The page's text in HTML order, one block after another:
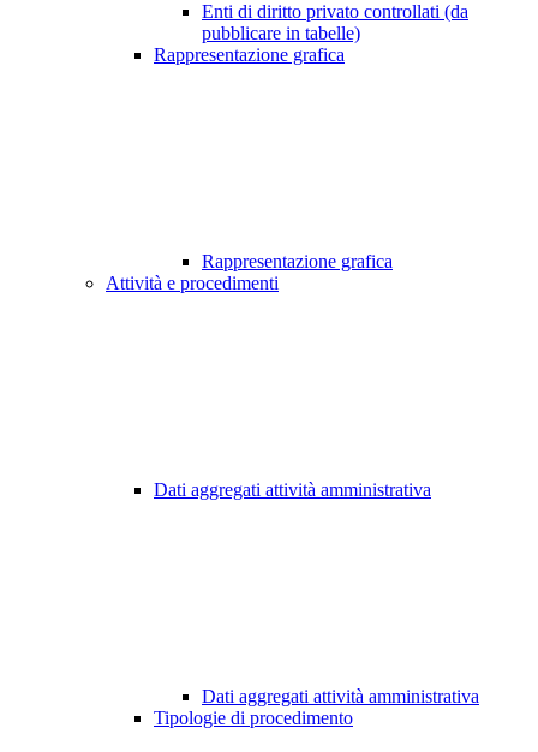
Enti di diritto privato controllati (da
pubblicare in tabelle)
Rappresentazione grafica
Rappresentazione grafica
Attività e procedimenti
Dati aggregati attività amministrativa
Dati aggregati attività amministrativa
Tipologie di procedimento